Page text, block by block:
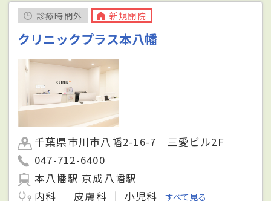
診療時間外 新規開院
クリニックプラス本八幡
千葉県市川市八幡2-16-7 三愛ビル2F
047-712-6400
本八幡駅 京成八幡駅
内科
皮膚科 小児科 すべて見る